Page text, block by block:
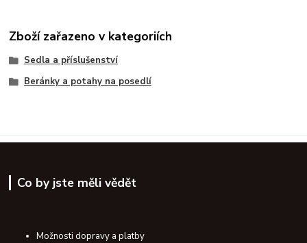
Zboží zařazeno v kategoriích
Sedla a příslušenství
Beránky a potahy na posedlí
Co by jste měli vědět
Možnosti dopravy a platby